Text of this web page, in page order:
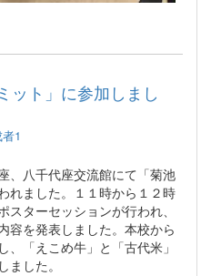
ット」に参加しまし
1
、八千代座交流館にて「菊池
れました。１１時から１２時
ターセッションが行われ、
容を発表しました。本校から
「えこめ牛」と「古代米」
した。